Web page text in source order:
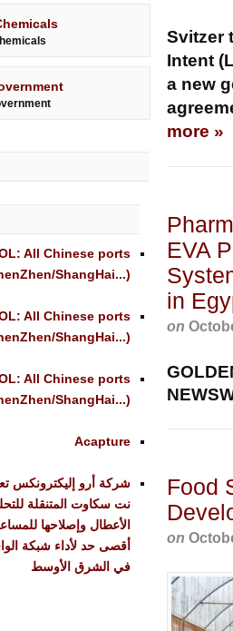
Svitzer
Intent
a new
more »
EVA
in
on
Food
on
All Chinese ports
ShangHai...)
All Chinese ports
ShangHai...)
All Chinese ports
ShangHai...)
Acapture
شركة أرو إليكترونكس
نت سكاوت المتنقلة
الأعطال وإصلاحها
في الشرق الأوسط